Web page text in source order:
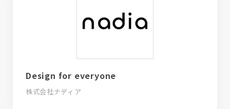
Design for everyone
株式会社ナディア